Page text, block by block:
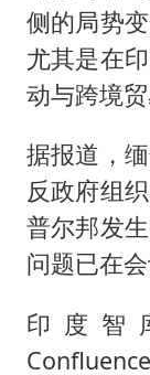
侧的局势
尤其是在
动与跨境
据报道，
反政府组
普尔邦发
问题已在
印度智